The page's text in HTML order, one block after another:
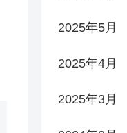
2025年5月
2025年4月
2025年3月